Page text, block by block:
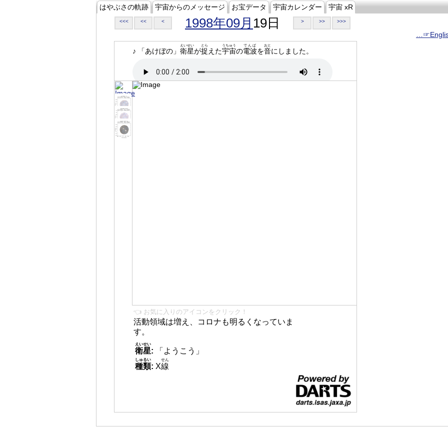
はやぶさの軌跡 宇宙からのメッセージ お宝データ 宇宙カレンダー 宇宙 xR
<<< << < 1998年09月 19日 > >> >>>
♪ 「あけぼの」 衛星
えいせい
が捉
とら
えた宇宙
うちゅう
の電波
でんぱ
を音
おと
にしました。
👈 お気に入りのアイコンをクリック！
活動領域は増え、コロナも明るくなっていま
す。
衛星
えいせい
:
「ようこう」
種類
しゅるい
: X線
せん